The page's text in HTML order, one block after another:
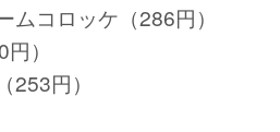
ムコロッケ（286円）
）
253円）